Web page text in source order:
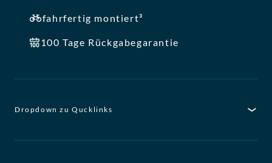
fahrfertig montiert³
100 Tage Rückgabegarantie
Dropdown zu Qucklinks